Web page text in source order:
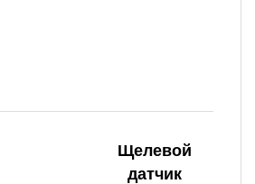
Щелевой
датчик